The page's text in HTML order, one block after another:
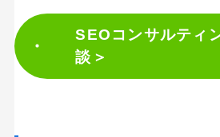
SEOコンサルティ
談＞